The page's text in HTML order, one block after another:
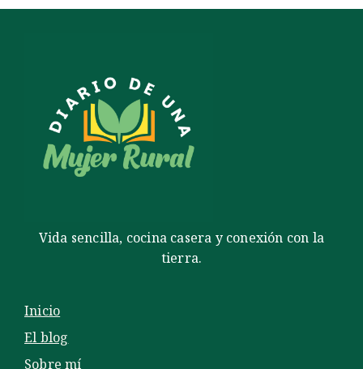
Vida sencilla, cocina casera y conexión con la
tierra.
Inicio
El blog
Sobre mí